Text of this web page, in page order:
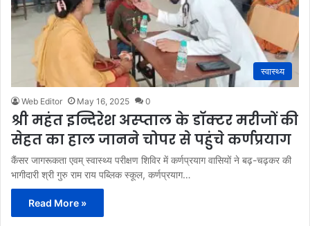
स्वास्थ्य
Web Editor May 16, 2025 0
श्री महंत इन्दिरेश अस्प्ताल के डाॅक्टर मरीजों की
सेहत का हाल जानने चोपर से पहुंचे कर्णप्रयाग
कैंसर जागरूकता एवम् स्वास्थ्य परीक्षण शिविर में कर्णप्रयाग वासियों ने बढ़-चढ़कर की
भागीदारी श्री गुरु राम राय पब्लिक स्कूल, कर्णप्रयाग…
Read More »